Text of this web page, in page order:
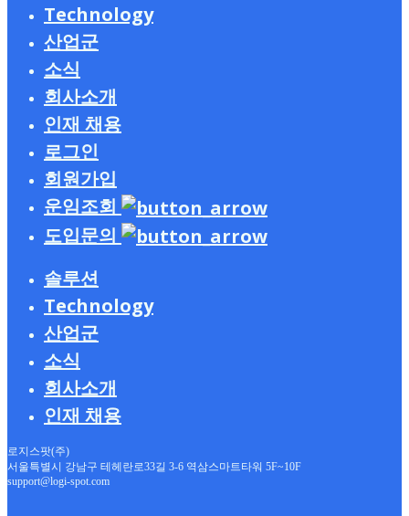
운송
퀵 운송
수출입 운송(보세)
3PL(계약물류)
공동 배송
수출입 물류
아웃소싱 솔루션
물류센터
문서수발실
물류 컨설팅
Technology
로지스팟 컨트롤타워
TMS
WMS
산업군
프랜차이즈
헬스케어
CPG
저온식품
산업재
자동차 부품
전자기기
주류
소식
전체 보기
보도자료
블로그
고객 사례
이벤트
고객지원
IR 게시판
회사소개
회사소개
연혁
FAQ
인재 채용
팀 문화
채용공고
멤버스토리
자주 묻는 질문
로그인
회원가입
운임조회
도입문의
솔루션
운송
퀵 운송
수출입 운송(보세)
3PL(계약물류)
공동 배송
수출입 물류
아웃소싱 솔루션
물류센터
문서수발실
물류 컨설팅
Technology
로지스팟 컨트롤타워
TMS
WMS
산업군
프랜차이즈
헬스케어
CPG
저온식품
산업재
자동차 부품
전자기기
소식
전체 보기
보도자료
고객 사례
이벤트
고객지원
회사소개
회사소개
FAQ
인재 채용
팀 문화
채용공고
멤버스토리
로지스팟(주)
서울특별시 강남구 테헤란로33길 3-6 역삼스마트타워 5F~10F
support@logi-spot.com